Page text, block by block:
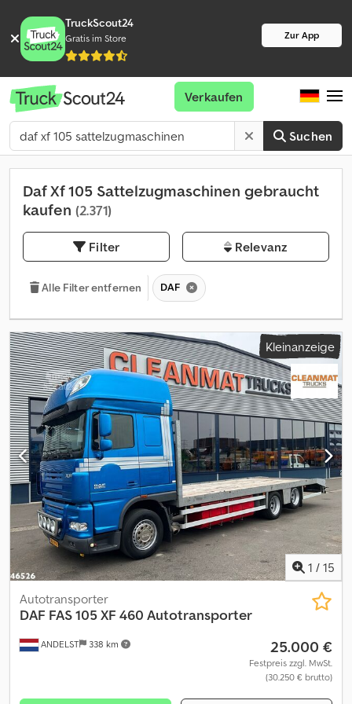
TruckScout24
Gratis im Store Zur App
Suchen
Verkaufen
Daf Xf 105 Sattelzugmaschinen gebraucht
kaufen (2.371)
Filter Relevanz
Alle Filter entfernen DAF
Kleinanzeige
1 / 15
ANDELST 338 km
Autotransporter
DAF FAS 105 XF 460 Autotransporter
25.000 €
Festpreis zzgl. MwSt.
(30.250 € brutto)